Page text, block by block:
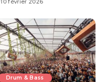
10 février 2026
Drum & Bass